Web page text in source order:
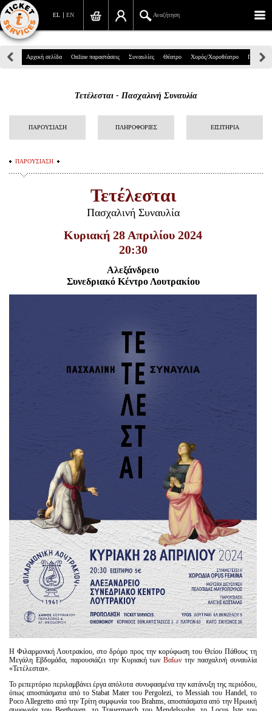
EN
EL Αναζήτηση
Πανεπιστημίου 39, Αθήνα
info@ticketservices.gr
Αναζήτηση
Παραγγελία
Αναζήτηση παραγγελίας
Πληροφορίες
Είσοδος διαχειριστή
Αρχική σελίδα Online παραστάσεις Συναυλίες Θέατρο Χορός/Χοροθέατρο Παιδικά
Τετέλεσται - Πασχαλινή Συναυλία
ΠΑΡΟΥΣΙΑΣΗ ΠΛΗΡΟΦΟΡΙΕΣ ΕΙΣΙΤΗΡΙΑ
ΠΑΡΟΥΣΙΑΣΗ
Τετέλεσται
Πασχαλινή Συναυλία
Κυριακή 28 Απριλίου 2024
20:30
Αλεξάνδρειο
Συνεδριακό Κέντρο Λουτρακίου
Η Φιλαρμονική Λουτρακίου, στο δρόμο προς την κορύφωση του Θείου Πάθους τη
Μεγάλη Εβδομάδα, παρουσιάζει την Κυριακή τωνΒαΐων την πασχαλινή συναυλία
«Τετέλεσται».
Το ρεπερτόριο περιλαμβάνει έργα απόλυτα συνυφασμένα την κατάνυξη της περιόδου,
όπως αποσπάσματα από το Stabat Mater του Pergolezi, το Messiah του Handel, το
Poco Allegretto από την Τρίτη συμφωνία του Brahms, αποσπάσματα από την Ηρωική